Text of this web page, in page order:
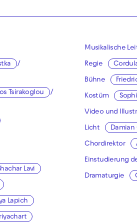
/
Tsirakoglou
/
Lavi
Lapich
Musikalische
Regie
Bühne
Kostüm
Video und
Licht Damian
Chordirektor
Einstudierung
Dramaturgie